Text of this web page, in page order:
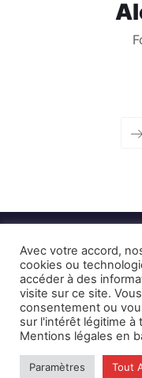
Mentions
©
Avec votre accord,
cookies ou
accéder à des
visite sur ce site.
consentement ou
sur l'intérêt légitime à
Mentions légales en
Paramètres Tout